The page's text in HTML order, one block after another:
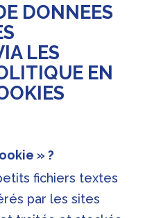
DONNEES
LES
EN
» ?
fichiers textes
par les sites